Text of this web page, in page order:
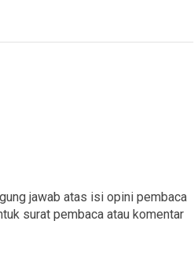
jawab atas isi opini pembaca
surat pembaca atau komentar